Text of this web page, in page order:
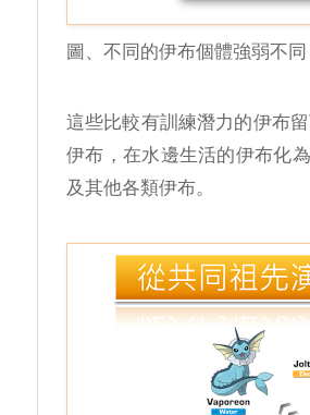
圖、不同的伊布個體強弱不同
這些比較有訓練潛力的伊布
伊布，在水邊生活的伊布化
及其他各類伊布。